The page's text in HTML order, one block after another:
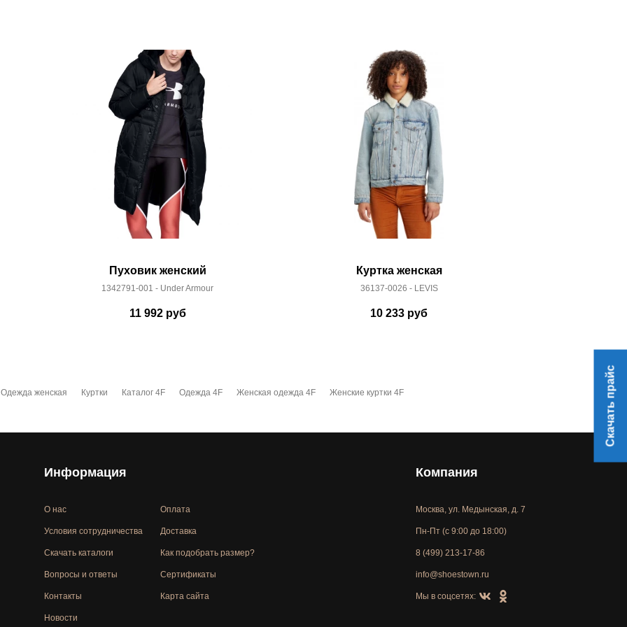
доставки
Пуховик женский
1342791-001 - Under Armour
11 992руб
Куртка женская
36137-0026 - LEVIS
10 233 руб
Одежда женская Куртки Каталог 4F Одежда 4F Женская одежда 4F Женские куртки 4F
Информация
О нас
Условия сотрудничества
Скачать каталоги
Вопросы и ответы
Контакты
Новости
Оплата
Доставка
Как подобрать размер?
Сертификаты
Карта сайта
Компания
Москва, ул. Медынская, д. 7
Пн-Пт (с 9:00 до 18:00)
8 (499) 213-17-86
info@shoestown.ru
Мы в соцсетях:
Скачать прайс